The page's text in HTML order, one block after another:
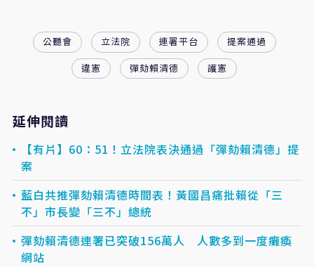
公聽會 立法院 連署平台
提案通過
違憲
彈劾賴清德 護憲
延伸閱讀
【有片】60：51！立法院表決通過「彈劾賴清德」提
案
藍白共推彈劾賴清德時間表！黃國昌痛批賴從「三
不」市長變「三不」總統
彈劾賴清德連署已突破156萬人 人數多到一度癱瘓
網站